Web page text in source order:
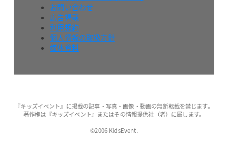
お問い合わせ
広告掲載
利用規約
個人情報の取扱方針
媒体資料
『キッズイベント』に掲載の記事・写真・画像・動画の無断転載を禁じます。
著作権は『キッズイベント』またはその情報提供社（者）に属します。
©2006 KidsEvent.